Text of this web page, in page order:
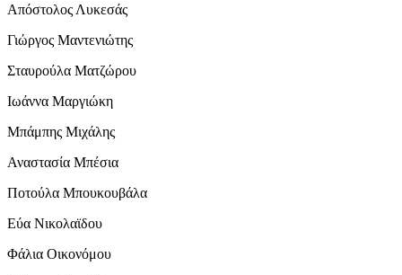
Απόστολος Λυκεσάς
Γιώργος Μαντενιώτης
Σταυρούλα Ματζώρου
Ιωάννα Μαργιώκη
Μπάμπης Μιχάλης
Αναστασία Μπέσια
Ποτούλα Μπουκουβάλα
Εύα Νικολαϊδου
Φάλια Οικονόμου